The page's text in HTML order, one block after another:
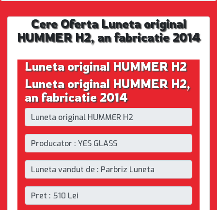
Cere Oferta Luneta original
HUMMER H2, an fabricatie 2014
Luneta original HUMMER H2
Luneta original HUMMER H2,
an fabricatie 2014